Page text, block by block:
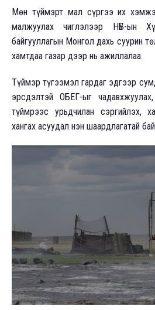
Мөн түймэрт мал сүргээ их
малжуулах чиглэлээр НҮБ-ын
байгууллагын Монгол дахь суурин
хамтдаа газар дээр нь ажиллалаа.
Түймэр түгээмэл гардаг эдгээр
эрсдэлтэй ОБЕГ-ыг
түймрээс урьдчилан сэргийлэх,
хангах асуудал нэн шаардлагатай